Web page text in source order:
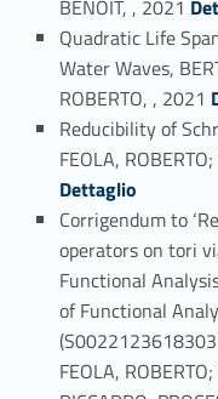
BENOIT, , 2021
Quadratic Life
Water Waves,
ROBERTO, , 2021 Link identifier
Reducibility of
FEOLA,
Dettaglio
Corrigendum to
operators on tori
Functional
of Functional
FEOLA,